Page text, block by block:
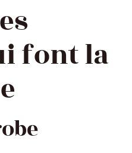
font la